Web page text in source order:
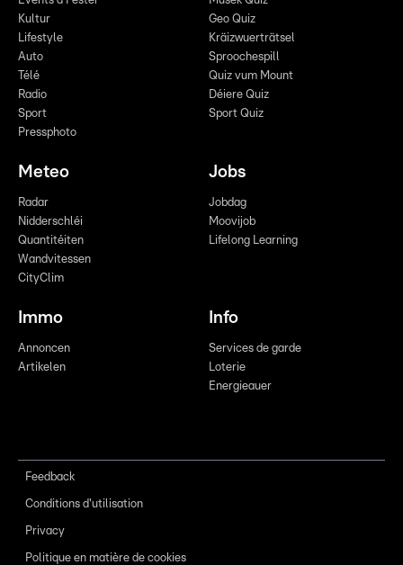
Kultur
Lifestyle
Auto
Télé
Radio
Sport
Pressphoto
Geo Quiz
Kräizwuerträtsel
Sproochespill
Quiz vum Mount
Déiere Quiz
Sport Quiz
Meteo
Radar
Nidderschléi
Quantitéiten
Wandvitessen
CityClim
Jobs
Jobdag
Moovijob
Lifelong Learning
Immo
Annoncen
Artikelen
Info
Services de garde
Loterie
Energieauer
Feedback
Conditions d'utilisation
Privacy
Politique en matière de cookies